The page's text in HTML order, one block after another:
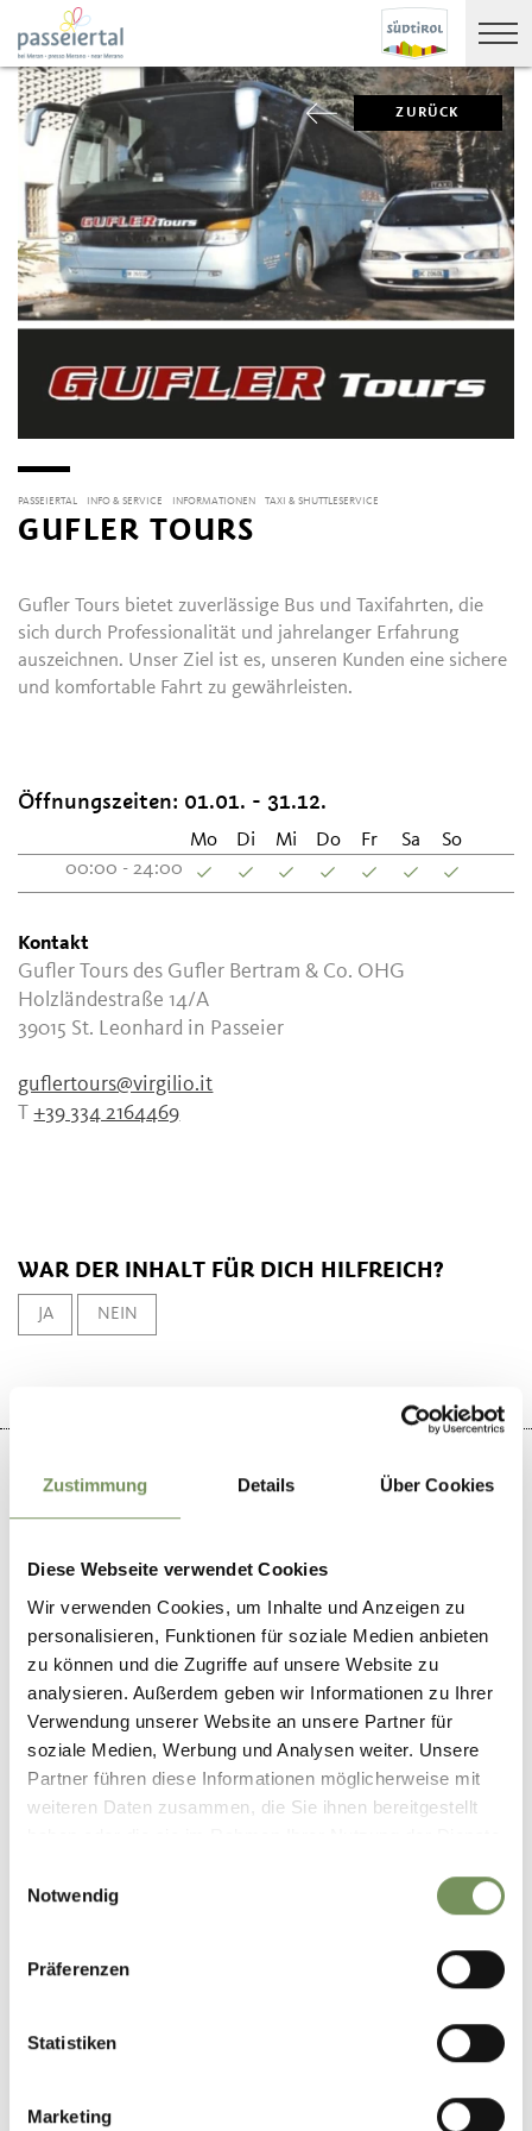
Zustimmung Details Über Cookies
Diese Webseite verwendet Cookies
Wir verwenden Cookies, um Inhalte und Anzeigen zu
personalisieren, Funktionen für soziale Medien anbieten
zu können und die Zugriffe auf unsere Website zu
analysieren. Außerdem geben wir Informationen zu Ihrer
Verwendung unserer Website an unsere Partner für
soziale Medien, Werbung und Analysen weiter. Unsere
Partner führen diese Informationen möglicherweise mit
weiteren Daten zusammen, die Sie ihnen bereitgestellt
Notwendig
Präferenzen
Statistiken
Marketing
ZURÜCK
PASSEIERTAL INFO & SERVICE INFORMATIONEN TAXI & SHUTTLESERVICE
GUFLER TOURS
Gufler Tours bietet zuverlässige Bus und Taxifahrten, die
sich durch Professionalität und jahrelanger Erfahrung
auszeichnen. Unser Ziel ist es, unseren Kunden eine sichere
und komfortable Fahrt zu gewährleisten.
Öffnungszeiten: 01.01. - 31.12.
Mo Di Mi Do Fr Sa
So
00:00 - 24:00
Kontakt
Gufler Tours des Gufler Bertram & Co. OHG
Holzländestraße 14/A
39015 St. Leonhard in Passeier
guflertours@virgilio.it
T+39 334 2164469
WAR DER INHALT FÜR DICH HILFREICH?
JA NEIN